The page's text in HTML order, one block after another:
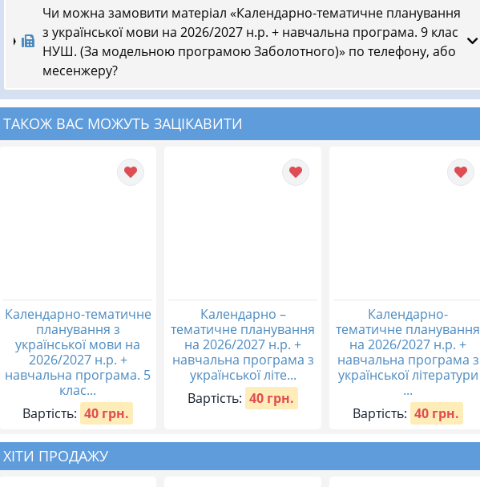
Чи можна замовити матеріал «Календарно-тематичне планування
з української мови на 2026/2027 н.р. + навчальна програма. 9 клас
НУШ. (За модельною програмою Заболотного)» по телефону, або
месенжеру?
ТАКОЖ ВАС МОЖУТЬ ЗАЦІКАВИТИ
Календарно-тематичне
планування з
української мови на
2026/2027 н.р. +
навчальна програма. 5
клас...
Вартість: 40 грн.
Календарно –
тематичне планування
на 2026/2027 н.р. +
навчальна програма з
української літе...
Вартість: 40 грн.
Календарно-
тематичне планування
на 2026/2027 н.р. +
навчальна програма з
української літератури
...
Вартість: 40 грн.
ХІТИ ПРОДАЖУ